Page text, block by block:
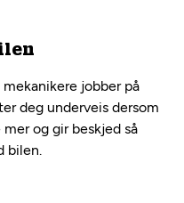
mekanikere jobber på
deg underveis dersom
og gir beskjed så
bilen.